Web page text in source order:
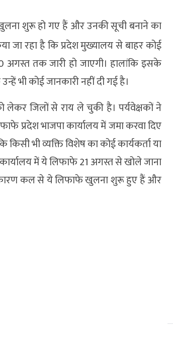
शुरू हो गए हैं और उनकी सूची बनाने का
जा रहा है कि प्रदेश मुख्यालय से बाहर कोई
अगस्त तक जारी हो जाएगी। हालांकि इसके
भी कोई जानकारी नहीं दी गई है।
लेकर जिलों से राय ले चुकी है। पर्यवेक्षकों ने
प्रदेश भाजपा कार्यालय में जमा करवा दिए
भी व्यक्ति विशेष का कोई कार्यकर्ता या
में ये लिफाफे 21 अगस्त से खोले जाना
कारण कल से ये लिफाफे खुलना शुरू हुए हैं और